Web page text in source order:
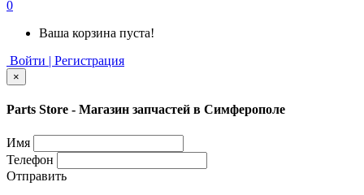
0
Ваша корзина пуста!
Войти | Регистрация
×
Parts Store - Магазин запчастей в Симферополе
Имя
Телефон
Отправить